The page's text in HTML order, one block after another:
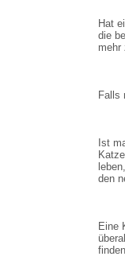
Hat
die
mehr
Falls
Ist
den
Eine